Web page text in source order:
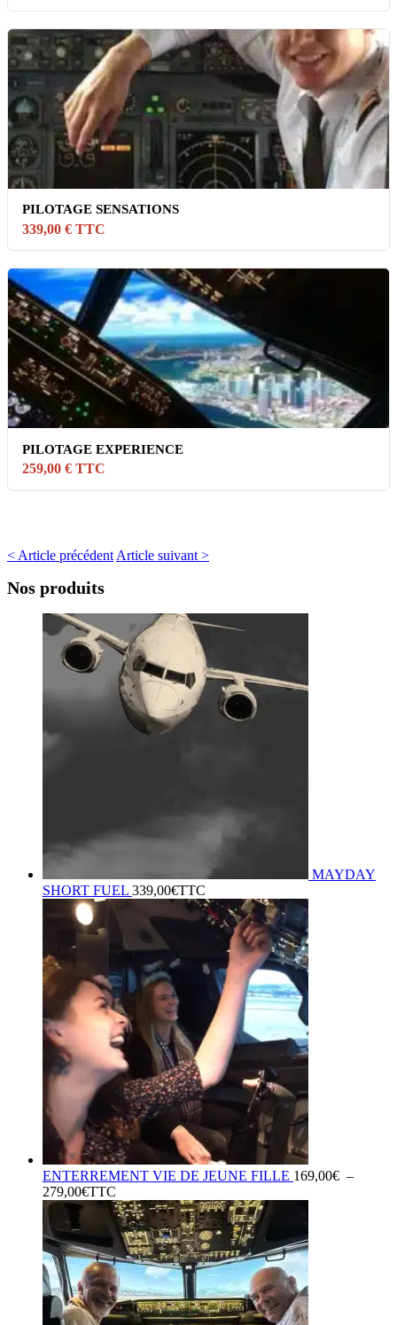
PILOTAGE SENSATIONS
339,00 € TTC
PILOTAGE EXPERIENCE
259,00 € TTC
< Article précédent Article suivant >
Nos produits
MAYDAY
SHORT FUEL 339,00€TTC
ENTERREMENT VIE DE JEUNE FILLE 169,00€ –
279,00€Plage
de
prix :
169,00€
à
279,00€
TTC